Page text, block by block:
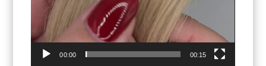
00:00 00:15